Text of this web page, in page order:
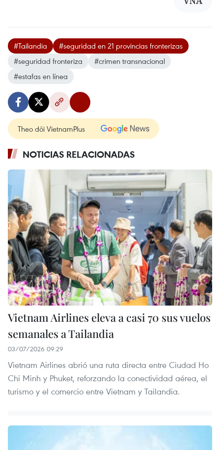
#Tailandia
#seguridad en 21 provincias fronterizas
#seguridad fronteriza
#crimen transnacional
#estafas en línea
Theo dõi VietnamPlus
NOTICIAS RELACIONADAS
Vietnam Airlines eleva a casi 70 sus vuelos
semanales a Tailandia
03/07/2026 09:29
Vietnam Airlines abrió una ruta directa entre Ciudad Ho
Chi Minh y Phuket, reforzando la conectividad aérea, el
turismo y el comercio entre Vietnam y Tailandia.